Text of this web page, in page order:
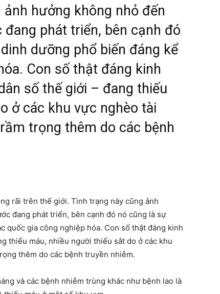
hưởng không nhỏ đến
phát triển, bên cạnh đó
dưỡng phổ biến đáng kể
Con số thật đáng kinh
số thế giới – đang thiếu
ở các khu vực nghèo tài
trọng thêm do các bệnh
rãi trên thế giới. Tình trạng này cũng ảnh
đang phát triển, bên cạnh đó nó cũng là sự
quốc gia công nghiệp hóa. Con số thật đáng kinh
thiếu máu, nhiều người thiếu sắt do ở các khu
thêm do các bệnh truyền nhiễm.
và các bệnh nhiễm trùng khác như bệnh lao là